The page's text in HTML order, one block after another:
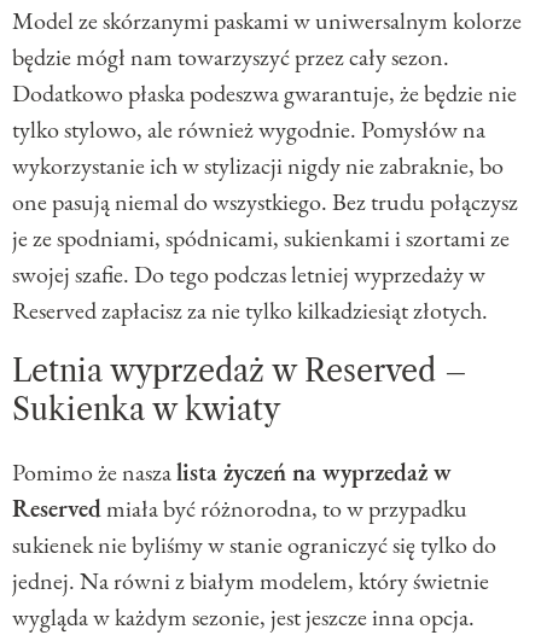
Model ze skórzanymi paskami w uniwersalnym kolorze
będzie mógł nam towarzyszyć przez cały sezon.
Dodatkowo płaska podeszwa gwarantuje, że będzie nie
tylko stylowo, ale również wygodnie. Pomysłów na
wykorzystanie ich w stylizacji nigdy nie zabraknie, bo
one pasują niemal do wszystkiego. Bez trudu połączysz
je ze spodniami, spódnicami, sukienkami i szortami ze
swojej szafie. Do tego podczas letniej wyprzedaży w
Reserved zapłacisz za nie tylko kilkadziesiąt złotych.
Letnia wyprzedaż w Reserved –
Sukienka w kwiaty
Pomimo że naszalista życzeń na wyprzedaż w
Reservedmiała być różnorodna, to w przypadku
sukienek nie byliśmy w stanie ograniczyć się tylko do
jednej. Na równi z białym modelem, który świetnie
wygląda w każdym sezonie, jest jeszcze inna opcja.